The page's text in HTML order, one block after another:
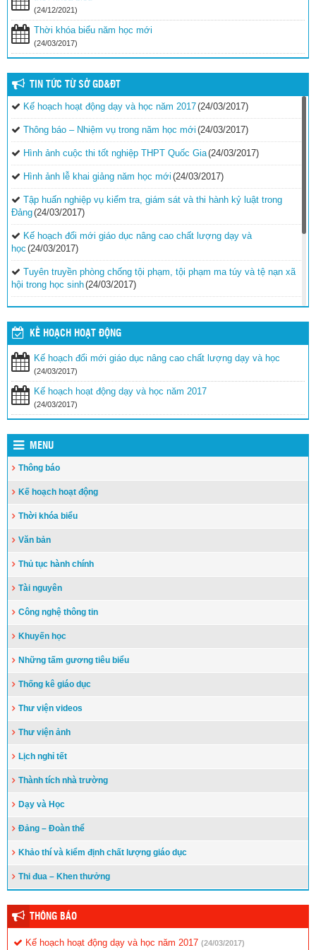
(24/12/2021)
Thời khóa biểu năm học mới
(24/03/2017)
TIN TỨC TỪ SỞ GD&ĐT
Kế hoạch hoạt động dạy và học năm 2017(24/03/2017)
Thông báo – Nhiệm vụ trong năm học mới (24/03/2017)
Hình ảnh cuộc thi tốt nghiệp THPT Quốc Gia(24/03/2017)
Hình ảnh lễ khai giảng năm học mới (24/03/2017)
Tập huấn nghiệp vụ kiểm tra, giám sát và thi hành kỷ luật trong
Đảng(24/03/2017)
Kế hoạch đổi mới giáo dục nâng cao chất lượng dạy và
học (24/03/2017)
Tuyên truyền phòng chống tội phạm, tội phạm ma túy và tệ nạn xã
hội trong học sinh(24/03/2017)
Vinh danh 42 giáo viên tiêu biểu công tác tại vùng biển đảo khó
khăn(24/03/2017)
Tăng cường các biện pháp ngăn chặn bạo lực học
đường(24/03/2017)
Bộ GDĐT luôn cầu thị, lắng nghe, tiếp thu ý kiến từ các cơ quan
báo chí(24/03/2017)
KẾ HOẠCH HOẠT ĐỘNG
Kế hoạch đổi mới giáo dục nâng cao chất lượng dạy và học
(24/03/2017)
Kế hoạch hoạt động dạy và học năm 2017
(24/03/2017)
MENU
Thông báo
Kế hoạch hoạt động
Thời khóa biểu
Văn bản
Thủ tục hành chính
Tài nguyên
Công nghệ thông tin
Khuyến học
Những tấm gương tiêu biểu
Thống kê giáo dục
Thư viện videos
Thư viện ảnh
Lịch nghỉ tết
Thành tích nhà trường
Dạy và Học
Đảng – Đoàn thể
Khảo thí và kiểm định chất lượng giáo dục
Thi đua – Khen thưởng
THÔNG BÁO
Kế hoạch hoạt động dạy và học năm 2017 (24/03/2017)